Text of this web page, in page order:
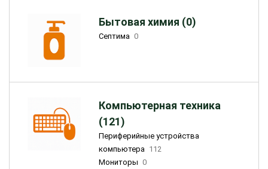
Бытовая химия (0)
Септима 0
Компьютерная техника
(121)
Периферийные устройства
компьютера 112
Мониторы 0